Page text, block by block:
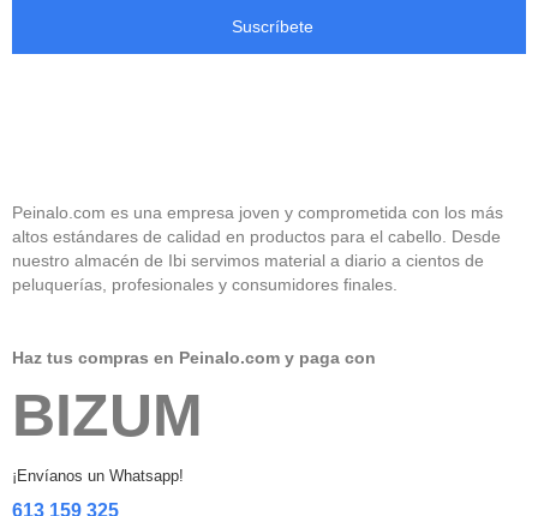
Suscríbete
Peinalo.com es una empresa joven y comprometida con los más
altos estándares de calidad en productos para el cabello. Desde
nuestro almacén de Ibi servimos material a diario a cientos de
peluquerías, profesionales y consumidores finales.
Haz tus compras en Peinalo.com y paga con
BIZUM
¡Envíanos un Whatsapp!
613 159 325